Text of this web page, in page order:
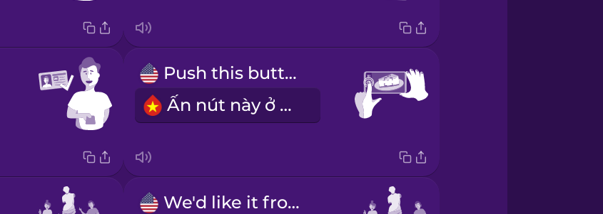
Push this button here.
Ấn nút này ở đây.
We'd like it from this angle, please.